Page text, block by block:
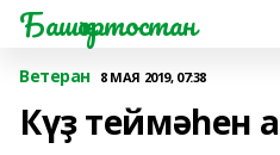
Башҡортостан
Ветеран 8 МАЯ 2019, 07:38
Күҙ теймәһен